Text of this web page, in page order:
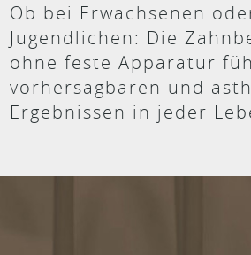
Ob bei Erwachsenen
Jugendlichen: Die
ohne feste Apparatur
vorhersagbaren und
Ergebnissen in jeder